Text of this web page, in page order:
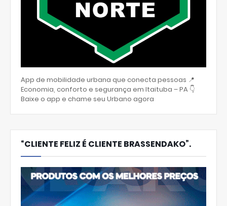
App de mobilidade urbana que conecta pessoas 📍
Economia, conforto e segurança em Itaituba – PA 👇
Baixe o app e chame seu Urbano agora
“CLIENTE FELIZ É CLIENTE BRASSENDAKO”.